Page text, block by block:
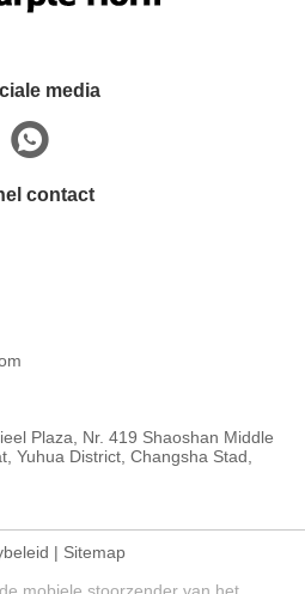
media
contact
Plaza, Nr. 419 Shaoshan Middle
Yuhua District, Changsha Stad,
| Sitemap
mobiele stoorzender van het